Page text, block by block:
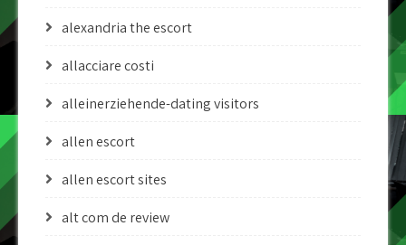
alexandria the escort
allacciare costi
alleinerziehende-dating visitors
allen escort
allen escort sites
alt com de review